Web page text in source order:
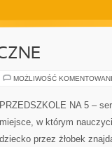
MOŻLIWOŚĆ
PRZEDSZKOLE NA 5 –
miejsce, w którym
dziecko przez żłobek